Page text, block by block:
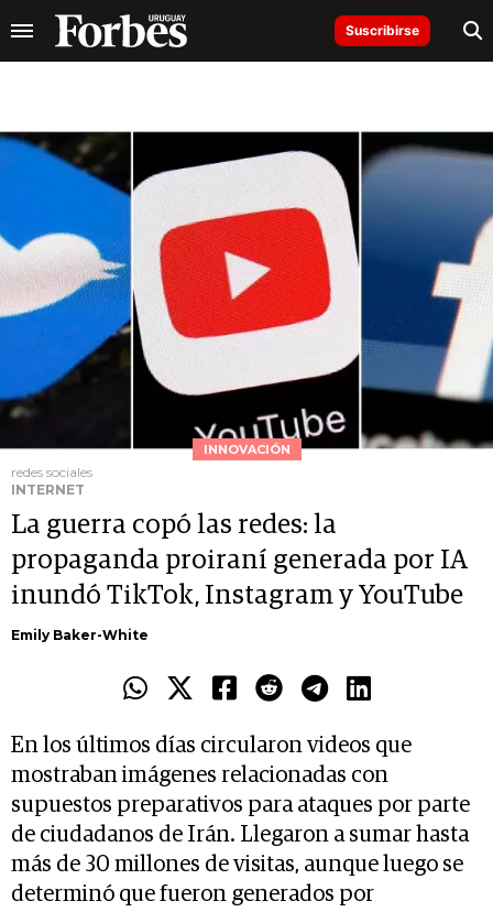
Suscribirse
INNOVACIÓN
redes sociales
INTERNET
La guerra copó las redes: la
propaganda proiraní generada por IA
inundó TikTok, Instagram y YouTube
Emily Baker-White
En los últimos días circularon videos que
mostraban imágenes relacionadas con
supuestos preparativos para ataques por parte
de ciudadanos de Irán. Llegaron a sumar hasta
más de 30 millones de visitas, aunque luego se
determinó que fueron generados por